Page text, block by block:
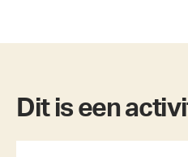
Dit is een